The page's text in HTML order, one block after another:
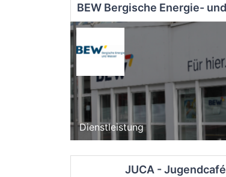
Dienstleistung
JUCA - Jugendcafé